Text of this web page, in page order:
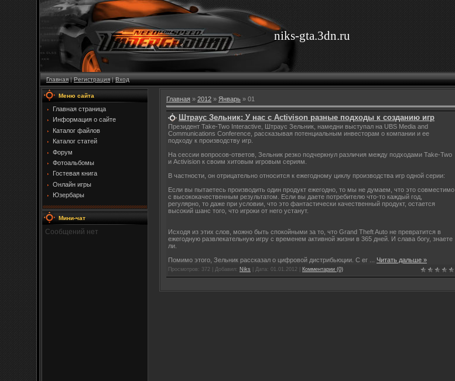
niks-gta.3dn.ru
Главная|Регистрация|Вход
Меню сайта
Главная страница
Информация о сайте
Каталог файлов
Каталог статей
Форум
Фотоальбомы
Гостевая книга
Онлайн игры
Юзербары
Мини-чат
Главная » 2012 » Январь » 01
Штраус Зельник: У нас с Activison разные подходы к созданию игр
Президент Take-Two Interactive, Штраус Зельник, намедни выступал на UBS Media and
Communications Conference, рассказывая потенциальным инвесторам о компании и ее
подходу к производству игр.
На сессии вопросов-ответов, Зельник резко подчеркнул различия между подходами Take-Two
и Activision к своим хитовым игровым сериям.
В частности, он отрицательно относится к ежегодному циклу производства игр одной серии:
Если вы пытаетесь производить один продукт ежегодно, то мы не думаем, что это совместимо
с высококачественным результатом. Если вы даете потребителю что-то каждый год,
регулярно, то даже при условии, что это фантастически качественный продукт, остается
высокий шанс того, что игроки от него устанут.
Исходя из этих слов, можно быть спокойными за то, что Grand Theft Auto не превратится в
ежегодную развлекательную игру с временем активной жизни в 365 дней. И слава богу, знаете
ли.
Помимо этого, Зельник рассказал о цифровой дистрибьюции. С ег
Читать дальше »
Просмотров: 372 | Добавил: Niks | Дата: 01.01.2012 Комментарии (0)